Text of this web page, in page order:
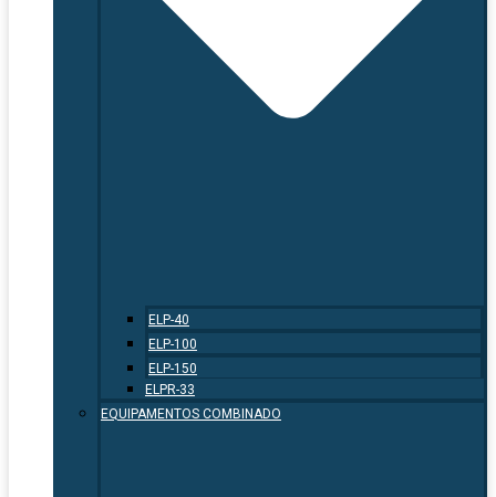
ELP-40
ELP-100
ELP-150
ELPR-33
EQUIPAMENTOS COMBINADO